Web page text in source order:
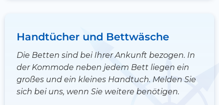
Handtücher und Bettwäsche
Die Betten sind bei Ihrer Ankunft bezogen. In
der Kommode neben jedem Bett liegen ein
großes und ein kleines Handtuch. Melden Sie
sich bei uns, wenn Sie weitere benötigen.